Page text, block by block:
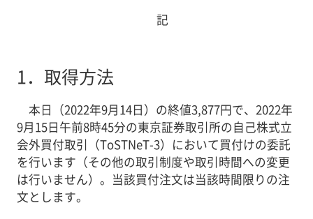
記
1． 取得方法
本日（2022年9月14日）の終値3,877円で、2022年
9月15日午前8時45分の東京証券取引所の自己株式立
会外買付取引（ToSTNeT-3）において買付けの委託
を行います（その他の取引制度や取引時間への変更
は行いません）。当該買付注文は当該時間限りの注
文とします。